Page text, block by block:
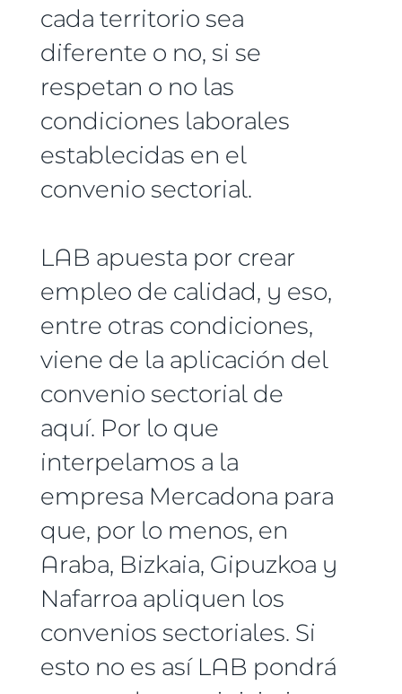
cada territorio sea
diferente o no, si se
respetan o no las
condiciones laborales
establecidas en el
convenio sectorial.
LAB apuesta por crear
empleo de calidad, y eso,
entre otras condiciones,
viene de la aplicación del
convenio sectorial de
aquí. Por lo que
interpelamos a la
empresa Mercadona para
que, por lo menos, en
Araba, Bizkaia, Gipuzkoa y
Nafarroa apliquen los
convenios sectoriales. Si
esto no es así LAB pondrá